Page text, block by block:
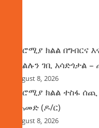
በኦሮሚያ ክልል በግብርና
የክልሉን ገቢ አሳድጎታል
August 8, 2026
በኦሮሚያ ክልል ተስፋ
አሕመድ (ዶ/ር)
August 8, 2026